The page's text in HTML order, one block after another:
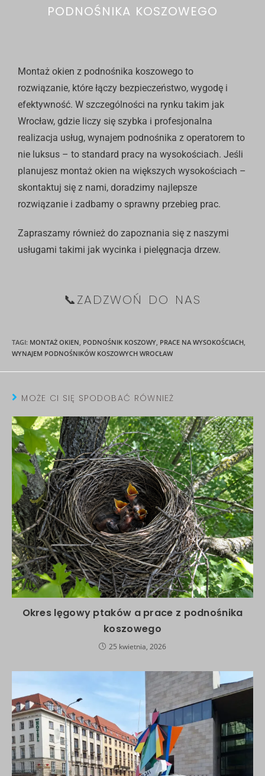
PODNOŚNIKA KOSZOWEGO
Montaż okien z podnośnika koszowego to
rozwiązanie, które łączy bezpieczeństwo, wygodę i
efektywność. W szczególności na rynku takim jak
Wrocław, gdzie liczy się szybka i profesjonalna
realizacja usług, wynajem podnośnika z operatorem to
nie luksus – to standard pracy na wysokościach. Jeśli
planujesz montaż okien na większych wysokościach –
skontaktuj się z nami, doradzimy najlepsze
rozwiązanie i zadbamy o sprawny przebieg prac.
Zapraszamy również do zapoznania się z naszymi
usługami takimi jak wycinka i pielęgnacja drzew.
📞ZADZWOŃ DO NAS
TAGI: MONTAŻ OKIEN PODNOŚNIK KOSZOWY PRACE NA WYSOKOŚCIACH
WYNAJEM PODNOŚNIKÓW KOSZOWYCH WROCŁAW
MOŻE CI SIĘ SPODOBAĆ RÓWNIEŻ
Okres lęgowy ptaków a prace z podnośnika
koszowego
25 kwietnia, 2026